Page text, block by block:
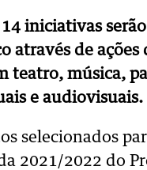
iniciativas
através de ações
teatro, música,
e audiovisuais.
selecionados
2021/2022 do